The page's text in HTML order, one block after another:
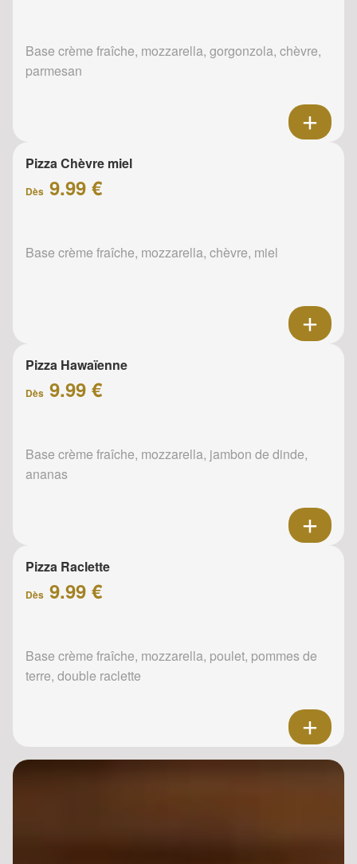
Base crème fraîche, mozzarella, gorgonzola, chèvre,
parmesan
Pizza Chèvre miel
Dès 9.99 €
Base crème fraîche, mozzarella, chèvre, miel
Pizza Hawaïenne
Dès 9.99 €
Base crème fraîche, mozzarella, jambon de dinde,
ananas
Pizza Raclette
Dès 9.99 €
Base crème fraîche, mozzarella, poulet, pommes de
terre, double raclette